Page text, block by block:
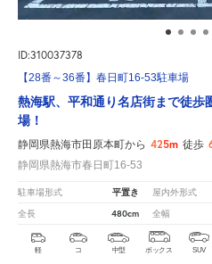
ID:310037378
【28番～36番】春日町16-53駐車場
熱海駅、平和通り名店街まで徒歩
場！
静岡県熱海市田原本町から 425m 徒歩
静岡県熱海市春日町16-53
駐車場形式 平置き 屋内外形式
全長 480cm 全幅
軽 コ 中型 ボックス SUV